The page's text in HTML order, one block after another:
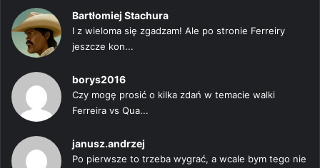
Bartłomiej Stachura
I z wieloma się zgadzam! Ale po stronie Ferreiry
jeszcze kon...
borys2016
Czy mogę prosić o kilka zdań w temacie walki
Ferreira vs Qua...
janusz.andrzej
Po pierwsze to trzeba wygrać, a wcale bym tego nie